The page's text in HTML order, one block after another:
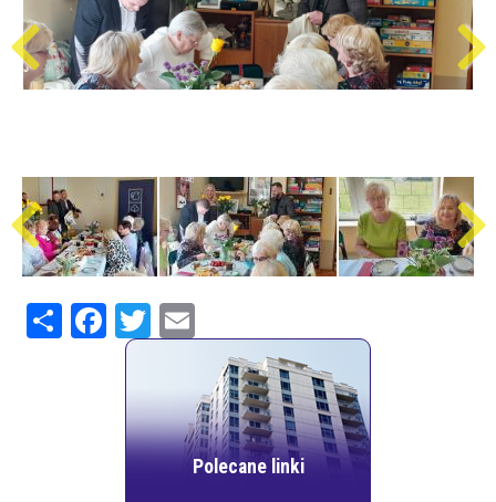
ShareFacebook
Twitter
Polecane linki